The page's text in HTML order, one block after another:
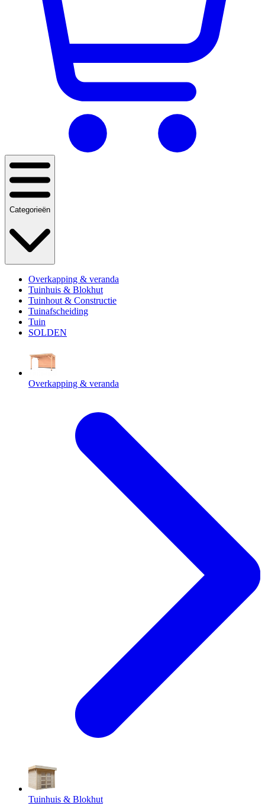
Categorieën
Overkapping & veranda
Tuinhuis & Blokhut
Tuinhout & Constructie
Tuinafscheiding
Tuin
SOLDEN
Overkapping & veranda
Tuinhuis & Blokhut